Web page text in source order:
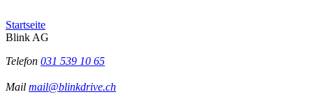
Startseite
Blink AG
Telefon 031 539 10 65
Mail mail@blinkdrive.ch